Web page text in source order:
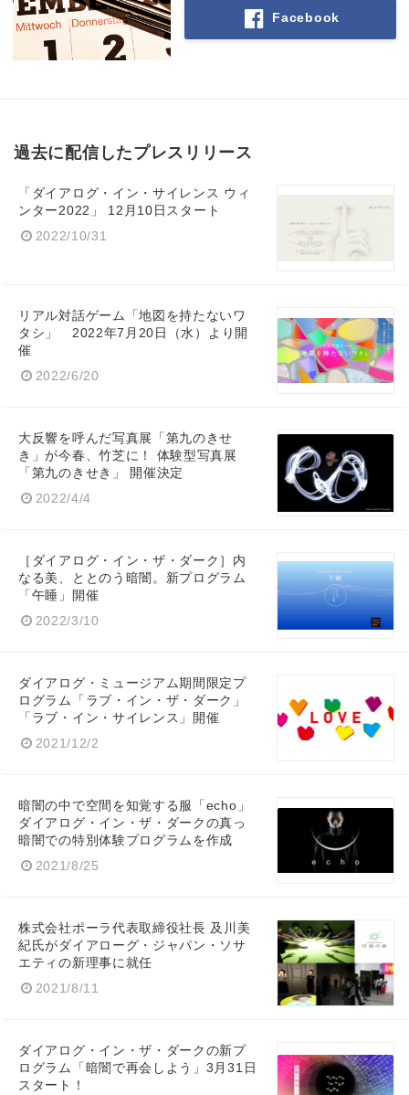
Facebook
過去に配信したプレスリリース
「ダイアログ・イン・サイレンス ウィ
ンター2022」 12月10日スタート
2022/10/31
リアル対話ゲーム「地図を持たないワ
タシ」 2022年7月20日（水）より開
催
2022/6/20
大反響を呼んだ写真展「第九のきせ
き」が今春、竹芝に！ 体験型写真展
「第九のきせき」 開催決定
2022/4/4
［ダイアログ・イン・ザ・ダーク］内
なる美、ととのう暗闇。新プログラム
「午睡」開催
2022/3/10
ダイアログ・ミュージアム期間限定プ
ログラム「ラブ・イン・ザ・ダーク」
「ラブ・イン・サイレンス」開催
2021/12/2
暗闇の中で空間を知覚する服「echo」
ダイアログ・イン・ザ・ダークの真っ
暗闇での特別体験プログラムを作成
2021/8/25
株式会社ポーラ代表取締役社長 及川美
紀氏がダイアローグ・ジャパン・ソサ
エティの新理事に就任
2021/8/11
ダイアログ・イン・ザ・ダークの新プ
ログラム「暗闇で再会しよう」3月31日
スタート！
Japanese